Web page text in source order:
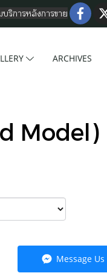
ริการหลังการขาย
ARCHIVES
Model)
Message Us